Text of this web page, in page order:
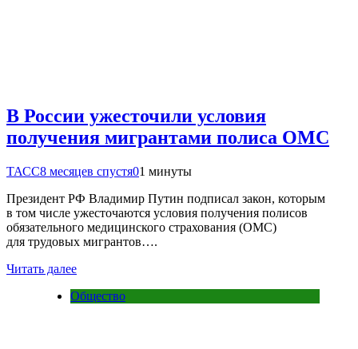
В России ужесточили условия
получения мигрантами полиса ОМС
ТАСС8 месяцев спустя01 минуты
Президент РФ Владимир Путин подписал закон, которым
в том числе ужесточаются условия получения полисов
обязательного медицинского страхования (ОМС)
для трудовых мигрантов….
Читать далее
Общество